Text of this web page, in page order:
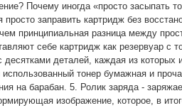
Почему иногда «просто засыпать
просто заправить картридж без
принципиальная разница между
себе картридж как резервуар
десятками деталей, каждая из
использованный тонер бумажная и
на барабан. 5. Ролик заряда -
изображение, которое, в